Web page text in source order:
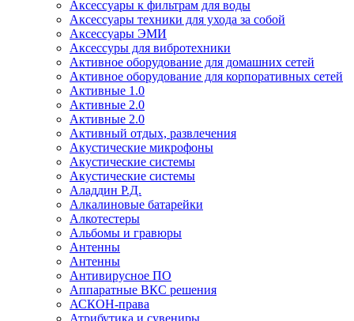
Аксессуары к фильтрам для воды
Аксессуары техники для ухода за собой
Аксессуары ЭМИ
Аксессуры для вибротехники
Активное оборудование для домашних сетей
Активное оборудование для корпоративных сетей
Активные 1.0
Активные 2.0
Активные 2.0
Активный отдых, развлечения
Акустические микрофоны
Акустические системы
Акустические системы
Аладдин Р.Д.
Алкалиновые батарейки
Алкотестеры
Альбомы и гравюры
Антенны
Антенны
Антивирусное ПО
Аппаратные ВКС решения
АСКОН-права
Атрибутика и сувениры